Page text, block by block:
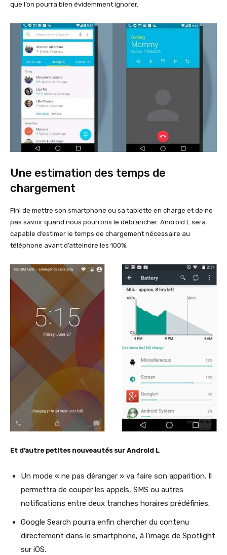
que l’on pourra bien évidemment ignorer.
Une estimation des temps de
chargement
Fini de mettre son smartphone ou sa tablette en charge et de ne
pas savoir quand nous pourrons le débrancher. Android L sera
capable d’estimer le temps de chargement nécessaire au
téléphone avant d’atteindre les 100%.
Et d’autre petites nouveautés sur Android L
Un mode « ne pas déranger » va faire son apparition. Il
permettra de couper les appels, SMS ou autres
notifications entre deux tranches horaires prédéfinies.
Google Search pourra enfin chercher du contenu
directement dans le smartphone, à l’image de Spotlight
sur iOS.